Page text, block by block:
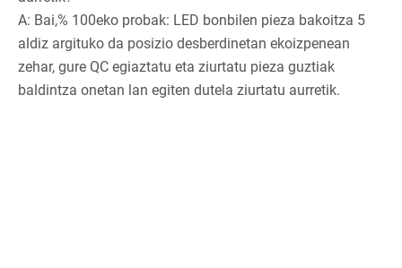
A: Bai,% 100eko probak: LED bonbilen pieza bakoitza 5
aldiz argituko da posizio desberdinetan ekoizpenean
zehar, gure QC egiaztatu eta ziurtatu pieza guztiak
baldintza onetan lan egiten dutela ziurtatu aurretik.